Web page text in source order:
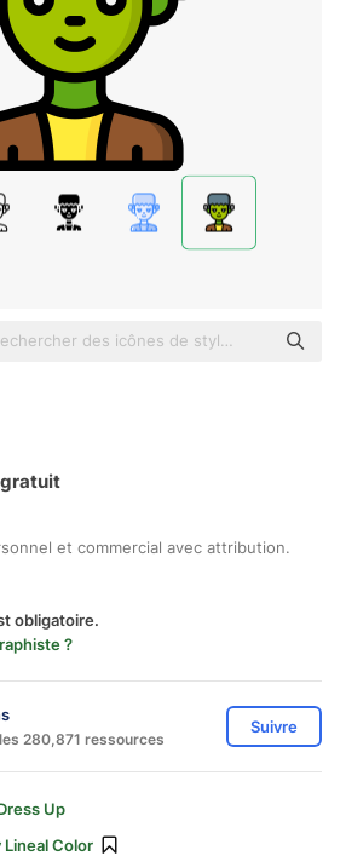
Color
gratuit
et commercial avec attribution.
obligatoire.
?
280,871 ressources
Suivre
Up
Color